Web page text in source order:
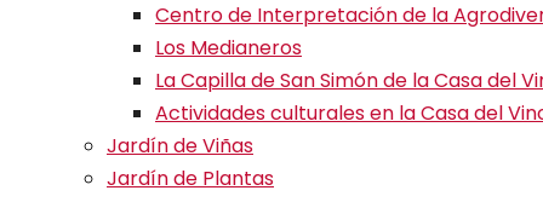
Centro de Interpretación de la
Los Medianeros
La Capilla de San Simón de la Casa del
Actividades culturales en la Casa del
Jardín de Viñas
Jardín de Plantas